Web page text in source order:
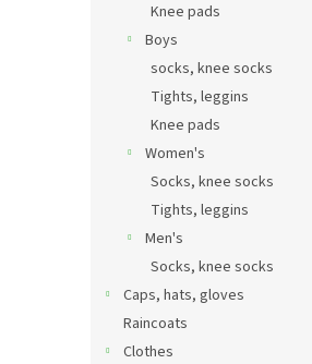
Knee pads
Boys
socks, knee socks
Tights, leggins
Knee pads
Women's
Socks, knee socks
Tights, leggins
Men's
Socks, knee socks
Caps, hats, gloves
Raincoats
Clothes